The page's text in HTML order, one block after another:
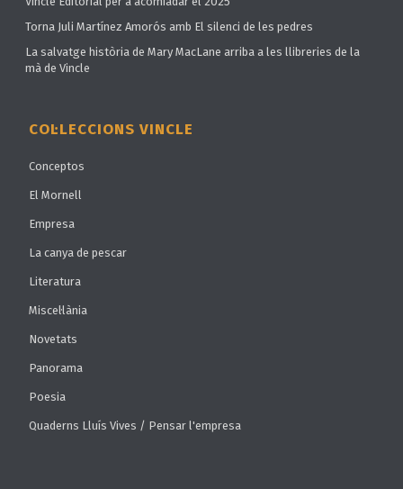
Torna Juli Martínez Amorós amb El silenci de les pedres
La salvatge història de Mary MacLane arriba a les llibreries de la
mà de Vincle
COL·LECCIONS VINCLE
Conceptos
El Mornell
Empresa
La canya de pescar
Literatura
Miscel·lània
Novetats
Panorama
Poesia
Quaderns Lluís Vives / Pensar l'empresa